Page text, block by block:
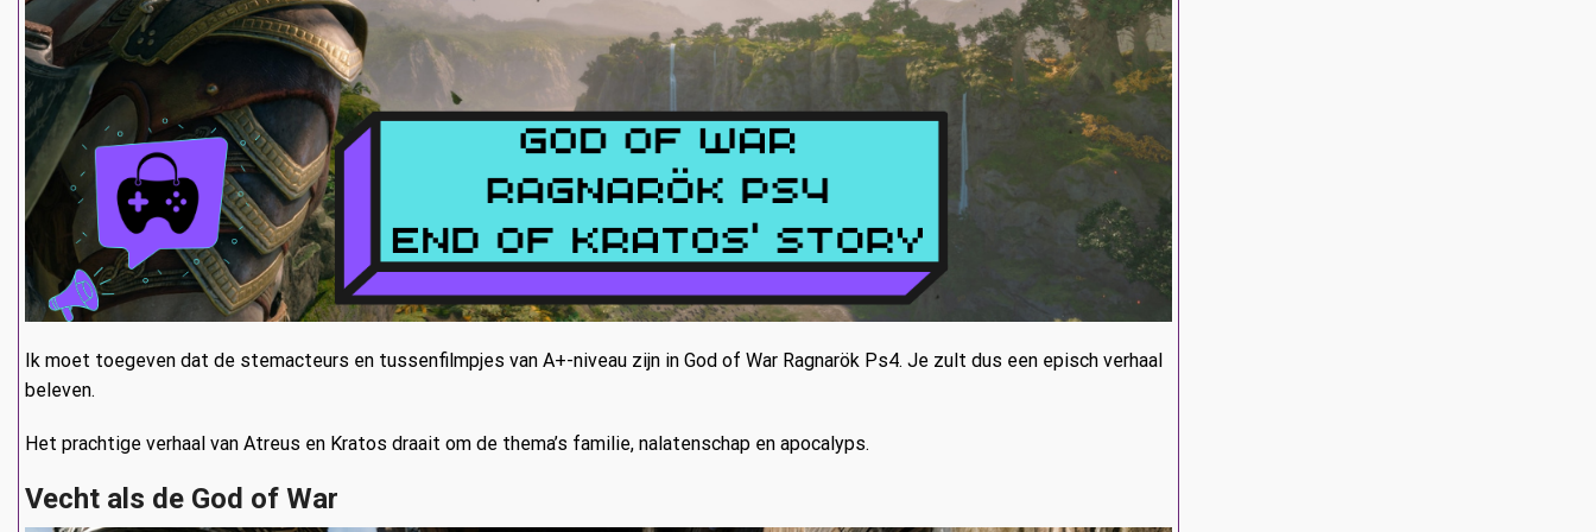
Ik moet toegeven dat de stemacteurs en tussenfilmpjes van A+-niveau zijn in God of War Ragnarök Ps4. Je zult dus een episch verhaal
beleven.
Het prachtige verhaal van Atreus en Kratos draait om de thema’s familie, nalatenschap en apocalyps.
Vecht als de God of War